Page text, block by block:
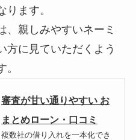
ます。
、親しみやすいネーミ
方に見ていただくよう
審査が甘い通りやすい お
まとめローン・口コミ
複数社の借り入れを一本化でき